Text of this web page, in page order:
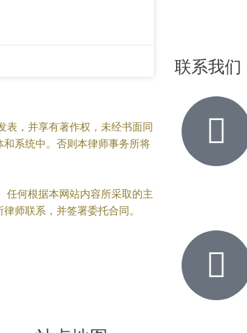
表，并享有著作权，未经书面同
系统中。否则本律师事务所将
任何根据本网站内容所采取的主
师联系，并签署委托合同。
联系我们